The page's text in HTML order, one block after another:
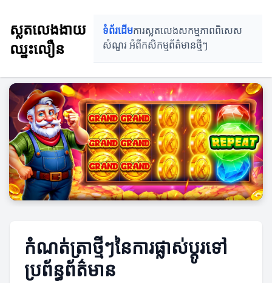
ស្លតលេងងាយ
ឈ្នះលឿន
ទំព័រដើមការស្លតលេងសកម្មភាពពិសេស
សំណួរ អំពីកសិកម្មព័ត៌មានថ្មីៗ
កំណត់ត្រាថ្មីៗនៃការផ្លាស់ប្តូរទៅ
ប្រព័ន្ធព័ត៌មាន